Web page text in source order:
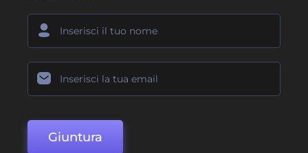
Giuntura